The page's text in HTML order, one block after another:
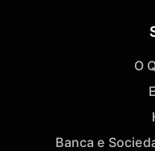
O
Banca e